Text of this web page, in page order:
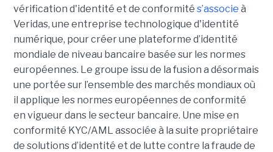
vérification d'identité et de conformité s’associe à
Veridas, une entreprise technologique d'identité
numérique, pour créer une plateforme d’identité
mondiale de niveau bancaire basée sur les normes
européennes. Le groupe issu de la fusion a désormais
une portée sur l’ensemble des marchés mondiaux où
il applique les normes européennes de conformité
en vigueur dans le secteur bancaire. Une mise en
conformité KYC/AML associée à la suite propriétaire
de solutions d’identité et de lutte contre la fraude de